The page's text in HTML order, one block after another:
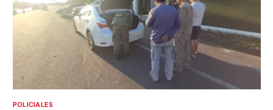
POLICIALES